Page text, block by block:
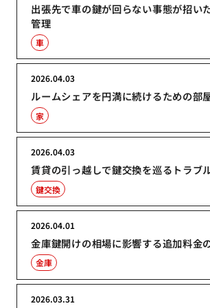
出張先で車の鍵が回らない事態が招い
管理
車
ルームシェアを円満に続けるための部
2026.04.03
家
賃貸の引っ越しで鍵交換を巡るトラブ
2026.04.03
鍵交換
金庫鍵開けの相場に影響する追加料金
2026.04.01
金庫
2026.03.31